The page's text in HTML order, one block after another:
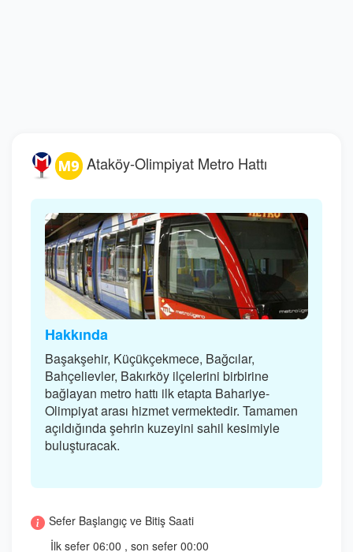
Ataköy-Olimpiyat Metro Hattı
Hakkında
Başakşehir, Küçükçekmece, Bağcılar,
Bahçelievler, Bakırköy ilçelerini birbirine
bağlayan metro hattı ilk etapta Bahariye-
Olimpiyat arası hizmet vermektedir. Tamamen
açıldığında şehrin kuzeyini sahil kesimiyle
buluşturacak.
Sefer Başlangıç ve Bitiş Saati
İlk sefer 06:00 , son sefer 00:00